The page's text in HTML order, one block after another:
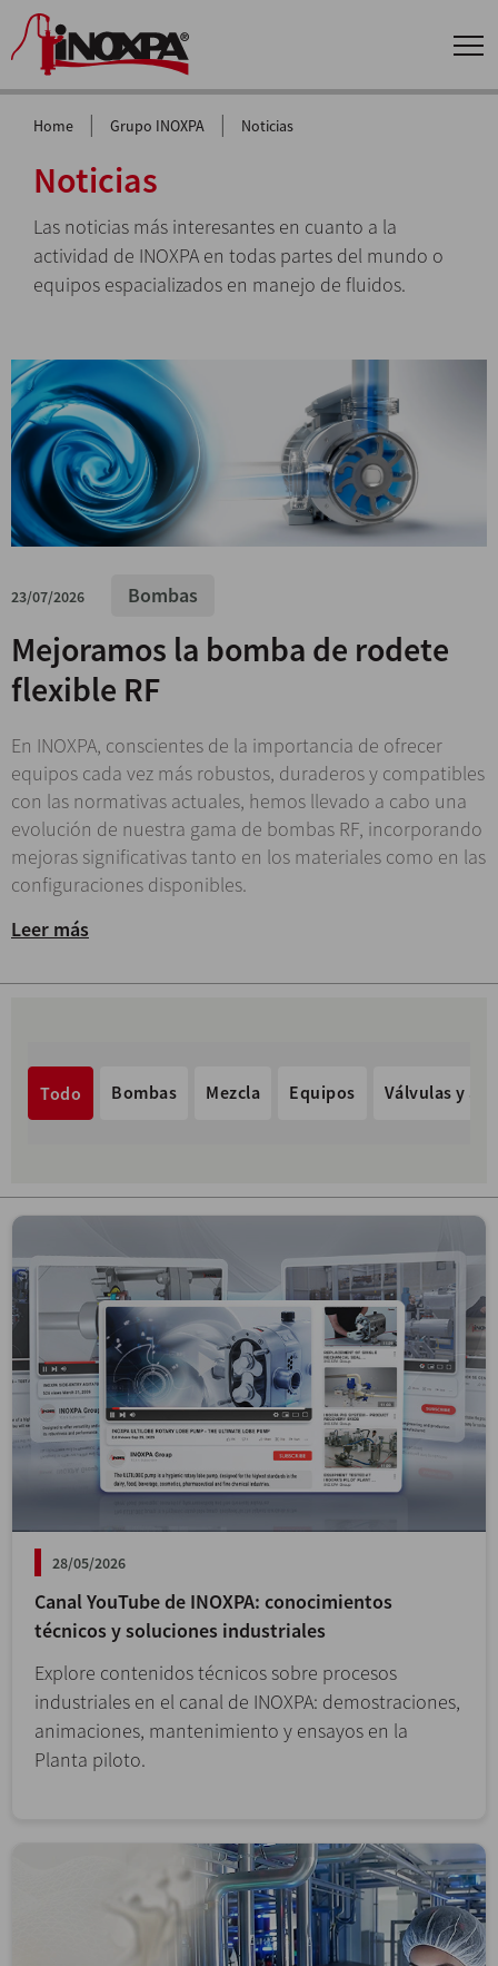
Home | Grupo INOXPA | Noticias
Noticias
Las noticias más interesantes en cuanto a la
actividad de INOXPA en todas partes del mundo o
equipos espacializados en manejo de fluidos.
23/07/2026 Bombas
Mejoramos la bomba de rodete
flexible RF
En INOXPA, conscientes de la importancia de ofrecer
equipos cada vez más robustos, duraderos y compatibles
con las normativas actuales, hemos llevado a cabo una
evolución de nuestra gama de bombas RF, incorporando
mejoras significativas tanto en los materiales como en las
configuraciones disponibles.
Leer más
Todo Bombas Mezcla Equipos Válvulas y
28/05/2026
Canal YouTube de INOXPA: conocimientos
técnicos y soluciones industriales
Explore contenidos técnicos sobre procesos
industriales en el canal de INOXPA: demostraciones,
animaciones, mantenimiento y ensayos en la
Planta piloto.